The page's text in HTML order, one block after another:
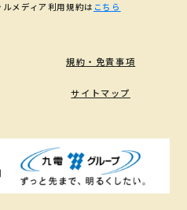
規約・免責事項
サイトマップ
メディア利用規約は こちら